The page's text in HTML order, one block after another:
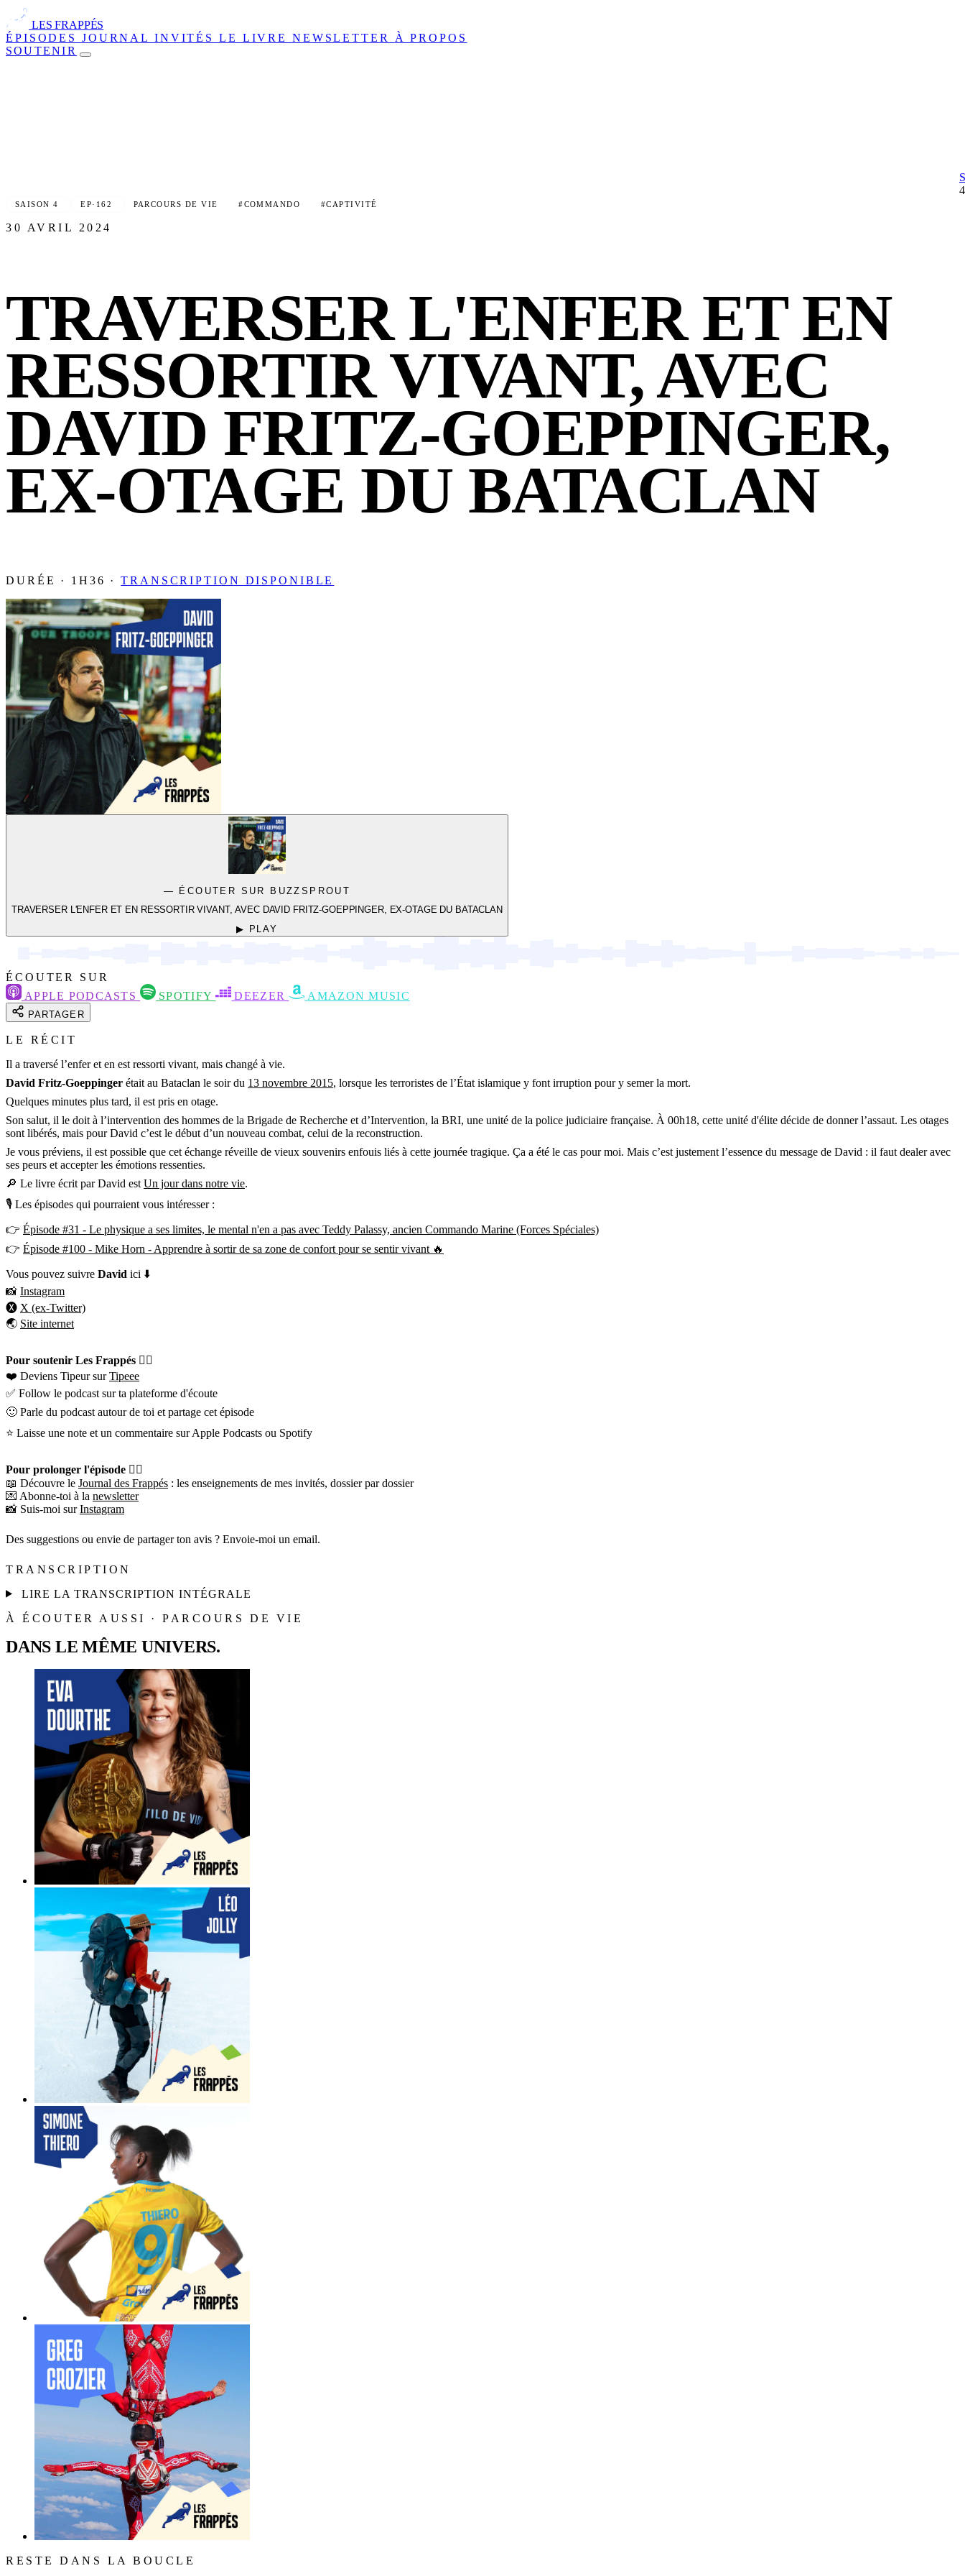
LES FRAPPÉS
ÉPISODES JOURNAL INVITÉSLE LIVRE NEWSLETTER À PROPOS
SOUTENIR
SAISON 4 EP·162 PARCOURS DE VIE #COMMANDO #CAPTIVITÉ
30 AVRIL 2024
TRAVERSER L'ENFER ET EN
RESSORTIR VIVANT, AVEC
DAVID FRITZ-GOEPPINGER,
EX-OTAGE DU BATACLAN
DURÉE · 1H36 ·TRANSCRIPTION DISPONIBLE
— ÉCOUTER SUR BUZZSPROUT
TRAVERSER L'ENFER ET EN RESSORTIR VIVANT, AVEC DAVID FRITZ-GOEPPINGER, EX-OTAGE DU BATACLAN
▶ PLAY
ÉCOUTER SUR
APPLE PODCASTS
SPOTIFY DEEZER AMAZON MUSIC
PARTAGER
LE RÉCIT
Il a traversé l’enfer et en est ressorti vivant, mais changé à vie.
David Fritz-Goeppinger était au Bataclan le soir du 13 novembre 2015, lorsque les terroristes de l’État islamique y font irruption pour y semer la mort.
Quelques minutes plus tard, il est pris en otage.
Son salut, il le doit à l’intervention des hommes de la Brigade de Recherche et d’Intervention, la BRI, une unité de la police judiciaire française. À 00h18, cette unité d'élite décide de donner l’assaut. Les otages
sont libérés, mais pour David c’est le début d’un nouveau combat, celui de la reconstruction.
Je vous préviens, il est possible que cet échange réveille de vieux souvenirs enfouis liés à cette journée tragique. Ça a été le cas pour moi. Mais c’est justement l’essence du message de David : il faut dealer avec
ses peurs et accepter les émotions ressenties.
🔎 Le livre écrit par David est Un jour dans notre vie.
🎙 Les épisodes qui pourraient vous intéresser :
👉 Épisode #31 - Le physique a ses limites, le mental n'en a pas avec Teddy Palassy, ancien Commando Marine (Forces Spéciales)
👉 Épisode #100 - Mike Horn - Apprendre à sortir de sa zone de confort pour se sentir vivant 🔥
Vous pouvez suivre David ici ⬇️
📸 Instagram
🅧 X (ex-Twitter)
🌏 Site internet
Pour soutenir Les Frappés 👇🏼
❤️ Deviens Tipeur surTipeee
✅ Follow le podcast sur ta plateforme d'écoute
🙂 Parle du podcast autour de toi et partage cet épisode
⭐️ Laisse une note et un commentaire sur Apple Podcasts ou Spotify
Pour prolonger l'épisode 👇🏼
📖 Découvre le Journal des Frappés : les enseignements de mes invités, dossier par dossier
💌 Abonne-toi à la newsletter
📸 Suis-moi surInstagram
Des suggestions ou envie de partager ton avis ? Envoie-moi un email.
TRANSCRIPTION
LIRE LA TRANSCRIPTION INTÉGRALE
À ÉCOUTER AUSSI · PARCOURS DE VIE
DANS LE MÊME UNIVERS.
RESTE DANS LA BOUCLE